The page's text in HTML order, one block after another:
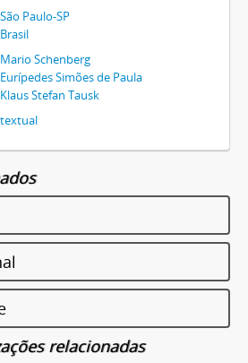
São Paulo-SP
Brasil
Mario Schenberg
Eurípedes Simões de Paula
Klaus Stefan Tausk
textual
relacionadas